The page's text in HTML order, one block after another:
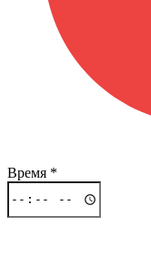
Время *